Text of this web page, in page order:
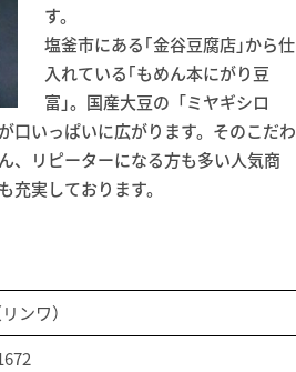
す。
塩釜市にある｢金谷豆腐店｣から仕
入れている｢もめん本にがり豆
富｣。国産大豆の「ミヤギシロ
口いっぱいに広がります。そのこだわ
、リピーターになる方も多い人気商
実しております。
ンワ）